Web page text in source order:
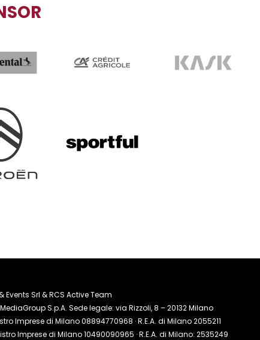
Srl & RCS Active Team
S.p.A. Sede legale: via Rizzoli, 8 – 20132 Milano
Imprese di Milano 08894770968 · R.E.A. di Milano 2055211
Imprese di Milano 10490090965 · R.E.A. di Milano: 2535249